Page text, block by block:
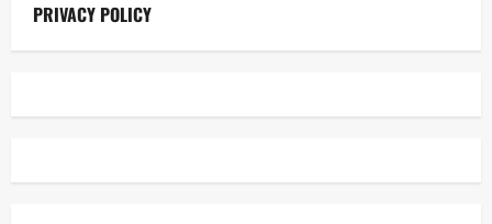
PRIVACY POLICY